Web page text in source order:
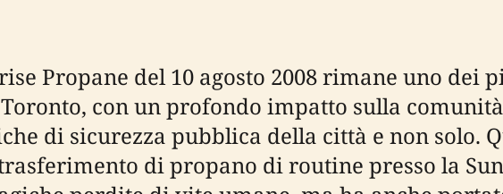
Propane del 10 agosto 2008 rimane uno
con un profondo impatto sulla
di sicurezza pubblica della città e non solo.
di propano di routine presso la